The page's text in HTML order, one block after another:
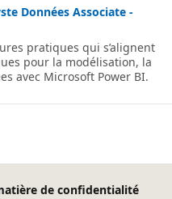
dans Power BI Desktop et le
Données Associate -
pratiques qui s’alignent
pour la modélisation, la
avec Microsoft Power BI.
de confidentialité